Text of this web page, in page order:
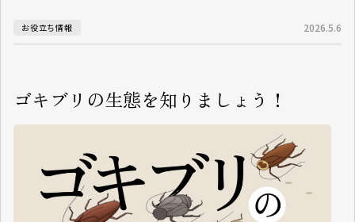
お役立ち情報 2026.5.6
ゴキブリの生態を知りましょう！